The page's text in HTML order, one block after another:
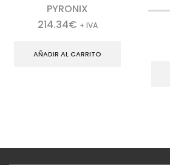
PYRONIX
214.34€ + IVA
AÑADIR AL CARRITO